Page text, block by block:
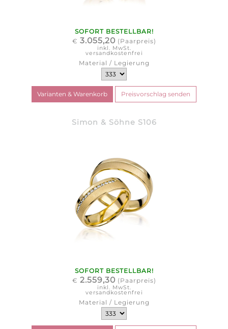
SOFORT BESTELLBAR!
€ 3.055,20 (Paarpreis)
inkl. MwSt.
versandkostenfrei
Material / Legierung
Simon & Söhne S106
SOFORT BESTELLBAR!
€ 2.559,30 (Paarpreis)
inkl. MwSt.
versandkostenfrei
Material / Legierung